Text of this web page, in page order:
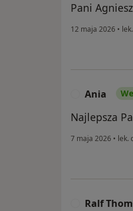
Pani
12 maja 2026 •
Ania
Najlepsza
7 maja 2026 • lek.
Ralf